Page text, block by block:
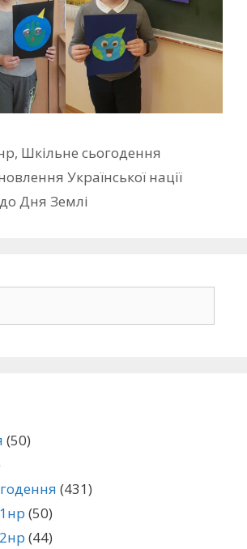
, Шкільне сьогодення
Української нації
Дня Землі
(50)
(431)
(50)
(44)